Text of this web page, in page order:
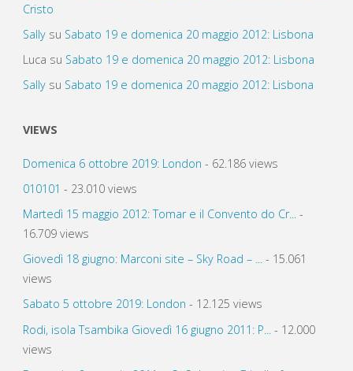
Cristo
Sallysu Sabato 19 e domenica 20 maggio 2012: Lisbona
Luca su Sabato 19 e domenica 20 maggio 2012: Lisbona
Sallysu Sabato 19 e domenica 20 maggio 2012: Lisbona
VIEWS
Domenica 6 ottobre 2019: London - 62.186 views
010101 - 23.010 views
Martedì 15 maggio 2012: Tomar e il Convento do Cr...-
16.709 views
Giovedì 18 giugno: Marconi site – Sky Road – ...- 15.061
views
Sabato 5 ottobre 2019: London - 12.125 views
Rodi, isola Tsambika Giovedì 16 giugno 2011: P...
- 12.000
views